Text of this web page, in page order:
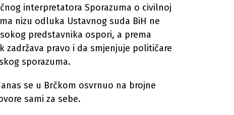
interpretatora Sporazuma o civilnoj
nizu odluka Ustavnog suda BiH ne
predstavnika ospori, a prema
pravo i da smjenjuje političare
sporazuma.
se u Brčkom osvrnuo na brojne
sami za sebe.